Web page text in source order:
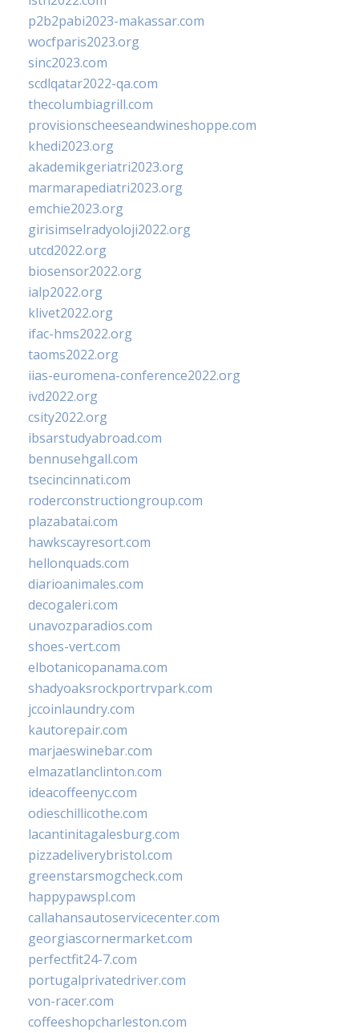
p2b2pabi2023-makassar.com
wocfparis2023.org
sinc2023.com
scdlqatar2022-qa.com
thecolumbiagrill.com
provisionscheeseandwineshoppe.com
khedi2023.org
akademikgeriatri2023.org
marmarapediatri2023.org
emchie2023.org
girisimselradyoloji2022.org
utcd2022.org
biosensor2022.org
ialp2022.org
klivet2022.org
ifac-hms2022.org
taoms2022.org
iias-euromena-conference2022.org
ivd2022.org
csity2022.org
ibsarstudyabroad.com
bennusehgall.com
tsecincinnati.com
roderconstructiongroup.com
plazabatai.com
hawkscayresort.com
hellonquads.com
diarioanimales.com
decogaleri.com
unavozparadios.com
shoes-vert.com
elbotanicopanama.com
shadyoaksrockportrvpark.com
jccoinlaundry.com
kautorepair.com
marjaeswinebar.com
elmazatlanclinton.com
ideacoffeenyc.com
odieschillicothe.com
lacantinitagalesburg.com
pizzadeliverybristol.com
greenstarsmogcheck.com
happypawspl.com
callahansautoservicecenter.com
georgiascornermarket.com
perfectfit24-7.com
portugalprivatedriver.com
von-racer.com
coffeeshopcharleston.com